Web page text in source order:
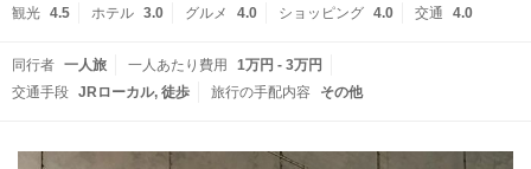
観光 4.5 ホテル 3.0 グルメ 4.0 ショッピング 4.0 交通 4.0
同行者 一人旅 一人あたり費用
1万円 - 3万円
交通手段 JRローカル 徒歩 旅行の手配内容 その他